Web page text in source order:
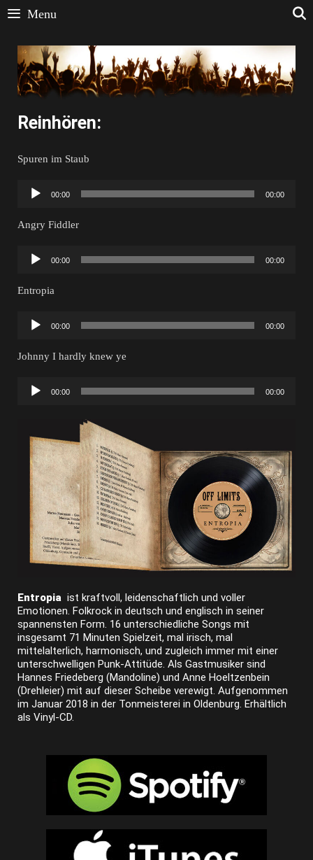
Menu
Reinhören:
Spuren im Staub
Audio-
Player
00:00 00:00
Angry Fiddler
Audio-
Player
00:00 00:00
Entropia
Audio-
Player
00:00 00:00
Johnny I hardly knew ye
Audio-
Player
00:00 00:00
Entropia ist kraftvoll, leidenschaftlich und voller
Emotionen. Folkrock in deutsch und englisch in seiner
spannensten Form. 16 unterschiedliche Songs mit
insgesamt 71 Minuten Spielzeit, mal irisch, mal
mittelalterlich, harmonisch, und zugleich immer mit einer
unterschwelligen Punk-Attitüde. Als Gastmusiker sind
Hannes Friedeberg (Mandoline) und Anne Hoeltzenbein
(Drehleier) mit auf dieser Scheibe verewigt. Aufgenommen
im Januar 2018 in der Tonmeisterei in Oldenburg. Erhältlich
als Vinyl-CD.